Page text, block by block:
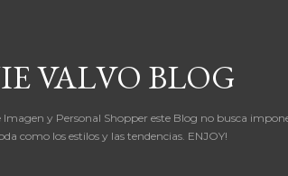
VALVO BLOG
Imagen y Personal Shopper este Blog no busca
como los estilos y las tendencias. ENJOY!